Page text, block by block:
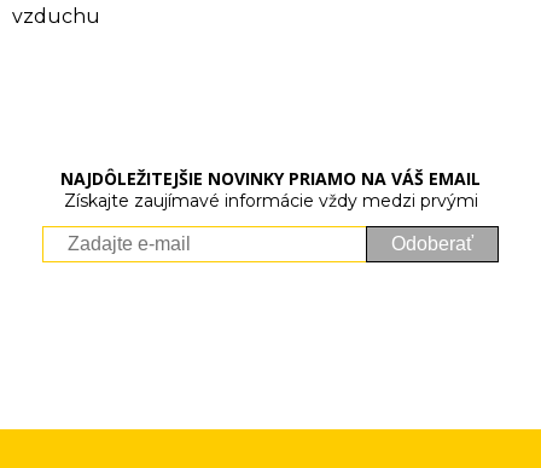
vzduchu
NAJDÔLEŽITEJŠIE NOVINKY PRIAMO NA VÁŠ EMAIL
Získajte zaujímavé informácie vždy medzi prvými
Odoberať